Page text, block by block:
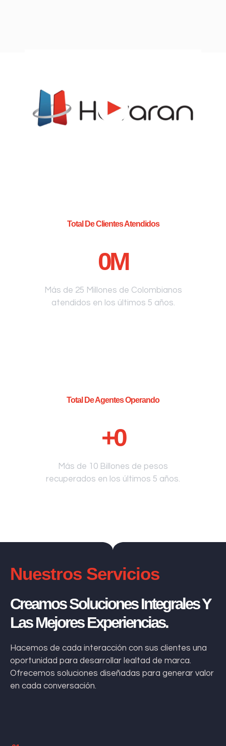
Total De Clientes Atendidos
0M
Más de 25 Millones de Colombianos
atendidos en los últimos 5 años.
Total De Agentes Operando
+0
Más de 10 Billones de pesos
recuperados en los últimos 5 años.
Nuestros Servicios
Creamos Soluciones Integrales Y
Las Mejores Experiencias.
Hacemos de cada interacción con sus clientes una
oportunidad para desarrollar lealtad de marca.
Ofrecemos soluciones diseñadas para generar valor
en cada conversación.